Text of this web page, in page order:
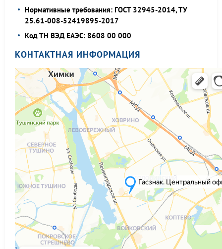
Нормативные требования: ГОСТ 32945-2014, ТУ
25.61-008-52419895-2017
Код ТН ВЭД ЕАЭС: 8608 00 000
КОНТАКТНАЯ ИНФОРМАЦИЯ